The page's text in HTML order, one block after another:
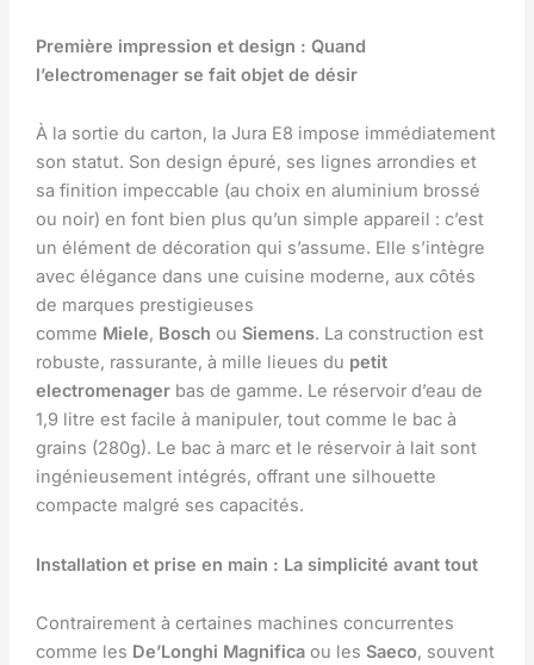
Première impression et design : Quand
l’electromenager se fait objet de désir
À la sortie du carton, la Jura E8 impose immédiatement
son statut. Son design épuré, ses lignes arrondies et
sa finition impeccable (au choix en aluminium brossé
ou noir) en font bien plus qu’un simple appareil : c’est
un élément de décoration qui s’assume. Elle s’intègre
avec élégance dans une cuisine moderne, aux côtés
de marques prestigieuses
comme Miele, Bosch ou Siemens. La construction est
robuste, rassurante, à mille lieues du petit
electromenagerbas de gamme. Le réservoir d’eau de
1,9 litre est facile à manipuler, tout comme le bac à
grains (280g). Le bac à marc et le réservoir à lait sont
ingénieusement intégrés, offrant une silhouette
compacte malgré ses capacités.
Installation et prise en main : La simplicité avant tout
Contrairement à certaines machines concurrentes
comme les De’Longhi Magnificaou les Saeco, souvent